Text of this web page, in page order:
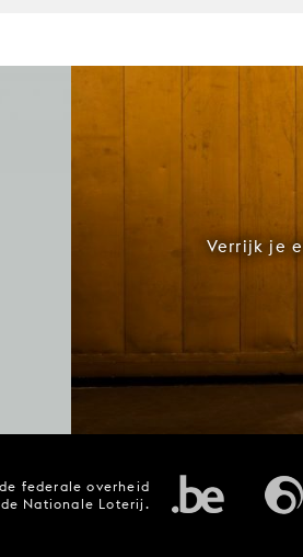
Verrijk je
federale overheid
Nationale Loterij.